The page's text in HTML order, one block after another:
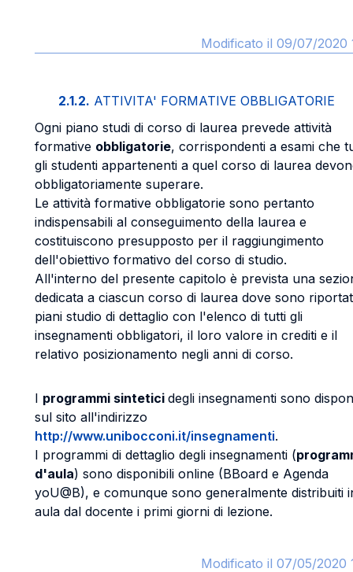
Modificato il 09/07/2020
2.1.2. ATTIVITA' FORMATIVE OBBLIGATORIE
Ogni piano studi di corso di laurea prevede attività
formative obbligatorie, corrispondenti a esami che
gli studenti appartenenti a quel corso di laurea
obbligatoriamente superare.
Le attività formative obbligatorie sono pertanto
indispensabili al conseguimento della laurea e
costituiscono presupposto per il raggiungimento
dell'obiettivo formativo del corso di studio.
All'interno del presente capitolo è prevista una
dedicata a ciascun corso di laurea dove sono
piani studio di dettaglio con l'elenco di tutti gli
insegnamenti obbligatori, il loro valore in crediti e il
relativo posizionamento negli anni di corso.
I programmi sintetici degli insegnamenti sono
sul sito all'indirizzo
http://www.unibocconi.it/insegnamenti.
I programmi di dettaglio degli insegnamenti (
d'aula) sono disponibili online (BBoard e Agenda
yoU@B), e comunque sono generalmente distribuiti
aula dal docente i primi giorni di lezione.
Modificato il 07/05/2020